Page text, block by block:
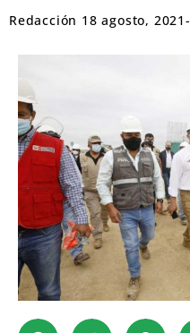
Redacción 18 agosto, 2021-